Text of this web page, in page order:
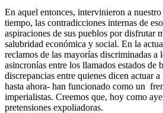
En aquel entonces, intervinieron a
tiempo, las contradicciones internas de
aspiraciones de sus pueblos por disfrutar
salubridad económica y social. En la
reclamos de las mayorías discriminadas a
asincronías entre los llamados estados de
discrepancias entre quienes dicen actuar
hasta ahora- han funcionado como un
imperialistas. Creemos que, hoy como
pretensiones expoliadoras.